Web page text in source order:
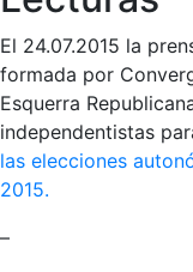
El 24.07.2015 la
formada por
Esquerra
independentistas
las elecciones
2015.
–